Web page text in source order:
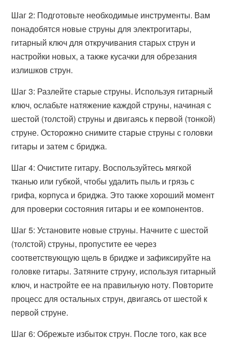
Шаг 2: Подготовьте необходимые инструменты. Вам
понадобятся новые струны для электрогитары,
гитарный ключ для откручивания старых струн и
настройки новых, а также кусачки для обрезания
излишков струн.
Шаг 3: Разлейте старые струны. Используя гитарный
ключ, ослабьте натяжение каждой струны, начиная с
шестой (толстой) струны и двигаясь к первой (тонкой)
струне. Осторожно снимите старые струны с головки
гитары и затем с бриджа.
Шаг 4: Очистите гитару. Воспользуйтесь мягкой
тканью или губкой, чтобы удалить пыль и грязь с
грифа, корпуса и бриджа. Это также хороший момент
для проверки состояния гитары и ее компонентов.
Шаг 5: Установите новые струны. Начните с шестой
(толстой) струны, пропустите ее через
соответствующую щель в бридже и зафиксируйте на
головке гитары. Затяните струну, используя гитарный
ключ, и настройте ее на правильную ноту. Повторите
процесс для остальных струн, двигаясь от шестой к
первой струне.
Шаг 6: Обрежьте избыток струн. После того, как все